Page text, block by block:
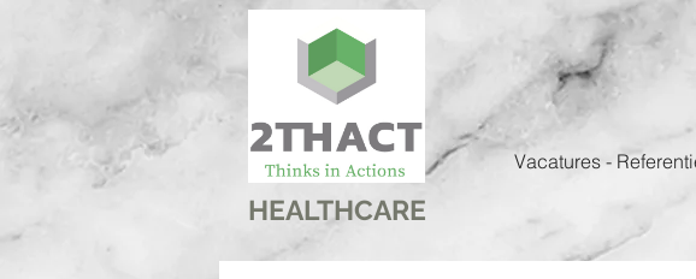
Vacatures -
HEALTHCARE